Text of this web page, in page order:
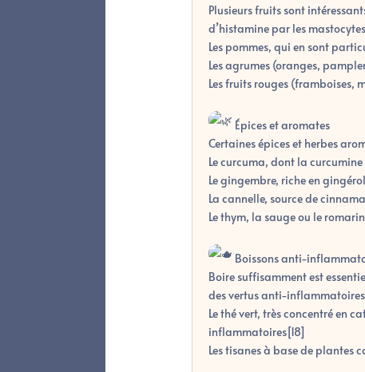
Plusieurs fruits sont
d’histamine par les
Les pommes, qui en sont
Les agrumes (oranges,
Les fruits rouges (framboises,
Épices et aromates
Certaines épices et herbes
Le curcuma, dont la
Le gingembre, riche en
La cannelle, source de
Le thym, la sauge ou le
Boissons anti-
Boire suffisamment est
des vertus anti-
Le thé vert, très concentré en
inflammatoires[18]
Les tisanes à base de plantes